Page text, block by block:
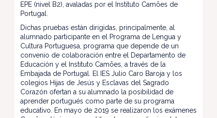
EPE (nivel B2), avaladas por el Instituto Camões de
Portugal.
Dichas pruebas están dirigidas, principalmente, al
alumnado participante en el Programa de Lengua y
Cultura Portuguesa, programa que depende de un
convenio de colaboración entre el Departamento de
Educación y el Instituto Camões, a través de la
Embajada de Portugal. El IES Julio Caro Baroja y los
colegios Hijas de Jesús y Esclavas del Sagrado
Corazón ofertan a su alumnado la posibilidad de
aprender portugués como parte de su programa
educativo. En mayo de 2019 se realizaron los exámenes